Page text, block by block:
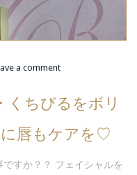
a comment
くちびるをボリ
に唇もケアを♡
すか？？ フェイシャルを